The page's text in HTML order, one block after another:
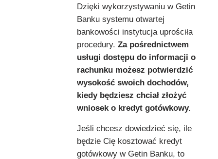
Dzięki wykorzystywaniu w Getin
Banku systemu otwartej
bankowości instytucja uprościła
procedury. Za pośrednictwem
usługi dostępu do informacji o
rachunku możesz potwierdzić
wysokość swoich dochodów,
kiedy będziesz chciał złożyć
wniosek o kredyt gotówkowy.
Jeśli chcesz dowiedzieć się, ile
będzie Cię kosztować kredyt
gotówkowy w Getin Banku, to